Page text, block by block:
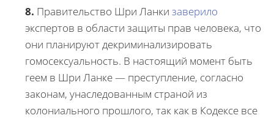
8. Правительство Шри Ланки заверило
экспертов в области защиты прав человека, что
они планируют декриминализировать
гомосексуальность. В настоящий момент быть
геем в Шри Ланке — преступление, согласно
законам, унаследованным страной из
колониального прошлого, так как в Кодексе все